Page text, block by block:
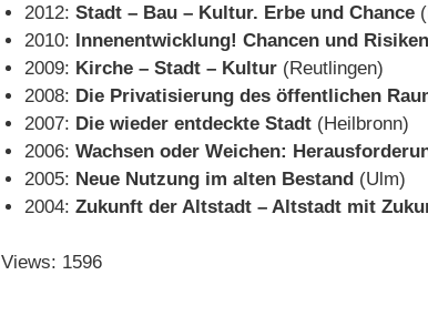
2012:Stadt – Bau – Kultur. Erbe und Chance
2010: Innenentwicklung! Chancen und Risiken
2009: Kirche – Stadt – Kultur (Reutlingen)
2008: Die Privatisierung des öffentlichen
2007: Die wieder entdeckte Stadt (Heilbronn)
2006:Wachsen oder Weichen:
2005: Neue Nutzung im alten Bestand (Ulm)
2004:Zukunft der Altstadt – Altstadt mit
Views: 1596